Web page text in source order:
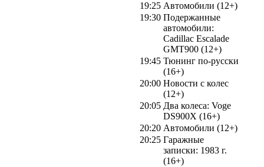
19:25 Автомобили (12+)
19:30 Подержанные
автомобили:
Cadillac Escalade
GMT900 (12+)
19:45 Тюнинг по-русски
(16+)
20:00 Новости с колес
(12+)
20:05 Два колеса: Voge
DS900X (16+)
20:20 Автомобили (12+)
20:25 Гаражные
записки: 1983 г.
(16+)